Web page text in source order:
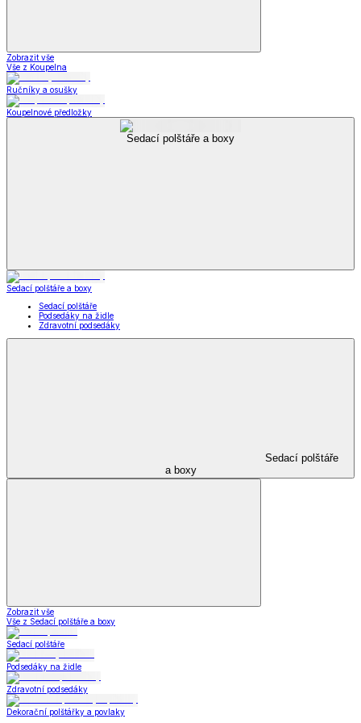
Zobrazit vše
Vše z Koupelna
Ručníky a osušky
Koupelnové předložky
Sedací polštáře a boxy
Sedací polštáře a boxy
Sedací polštáře
Podsedáky na židle
Zdravotní podsedáky
Sedací polštáře
a boxy
Zobrazit vše
Vše z Sedací polštáře a boxy
Sedací polštáře
Podsedáky na židle
Zdravotní podsedáky
Dekorační polštářky a povlaky